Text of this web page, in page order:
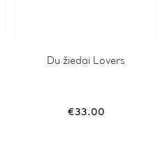
Du žiedai Lovers
€33.00